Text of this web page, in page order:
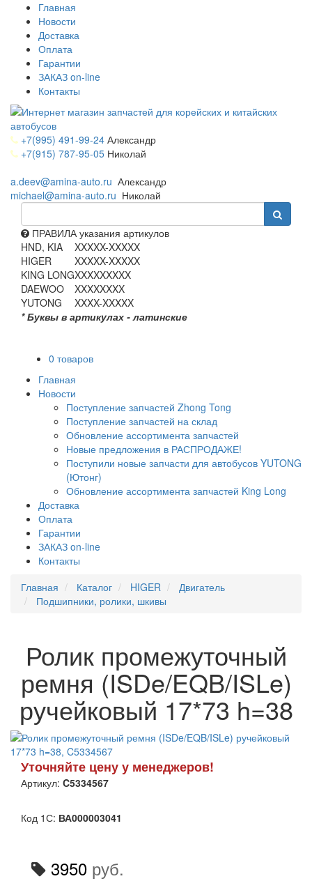
Главная
Новости
Доставка
Оплата
Гарантии
ЗАКАЗ on-line
Контакты
+7(995) 491-99-24 Александр
+7(915) 787-95-05 Николай
a.deev@amina-auto.ru Александр
michael@amina-auto.ru Николай
ПРАВИЛА указания артикулов
HND, KIA
XXXXX-XXXXX
HIGER
XXXXX-XXXXX
KING LONGXXXXXXXXX
DAEWOO
XXXXXXXX
YUTONG
XXXX-XXXXX
* Буквы в артикулах - латинские
0 товаров
Главная
Новости
Поступление запчастей Zhong Tong
Поступление запчастей на склад
Обновление ассортимента запчастей
Новые предложения в РАСПРОДАЖЕ!
Поступили новые запчасти для автобусов YUTONG
(Ютонг)
Обновление ассортимента запчастей King Long
Доставка
Оплата
Гарантии
ЗАКАЗ on-line
Контакты
Главная
Каталог HIGER
Двигатель
Подшипники, ролики, шкивы
Ролик промежуточный
ремня (ISDe/EQB/ISLe)
ручейковый 17*73 h=38
Уточняйте цену у менеджеров!
Артикул: C5334567
Код 1С: ВА000003041
3950 руб.